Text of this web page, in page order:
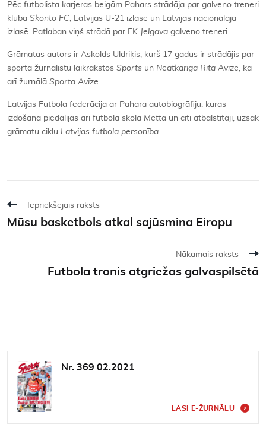
Pēc futbolista karjeras beigām Pahars strādāja par galveno treneri
klubā Skonto FC, Latvijas U-21 izlasē un Latvijas nacionālajā
izlasē. Patlaban viņš strādā par FK Jelgava galveno treneri.
Grāmatas autors ir Askolds Uldriķis, kurš 17 gadus ir strādājis par
sporta žurnālistu laikrakstos Sports un Neatkarīgā Rīta Avīze, kā
arī žurnālā Sporta Avīze.
Latvijas Futbola federācija ar Pahara autobiogrāfiju, kuras
izdošanā piedalījās arī futbola skola Metta un citi atbalstītāji, uzsāk
grāmatu ciklu Latvijas futbola personība.
Iepriekšējais raksts
Mūsu basketbols atkal sajūsmina Eiropu
Nākamais raksts
Futbola tronis atgriežas galvaspilsētā
Nr. 369 02.2021
LASI E-ŽURNĀLU